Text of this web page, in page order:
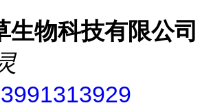
生物科技有限公司